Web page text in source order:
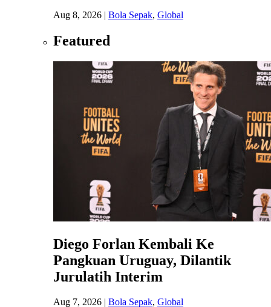
Aug 8, 2026 | Bola Sepak, Global
Featured
Diego Forlan Kembali Ke
Pangkuan Uruguay, Dilantik
Jurulatih Interim
Aug 7, 2026 | Bola Sepak, Global